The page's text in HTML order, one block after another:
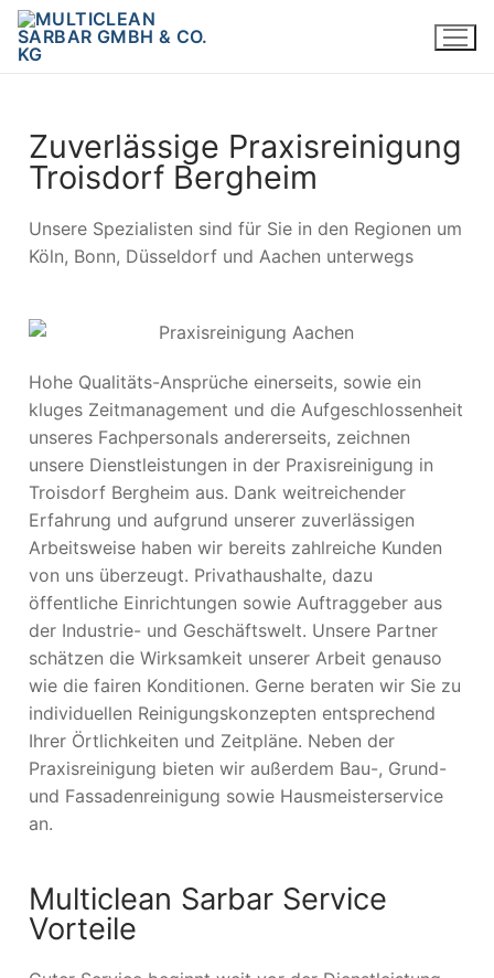
Zuverlässige Praxisreinigung
Troisdorf Bergheim
Unsere Spezialisten sind für Sie in den Regionen um
Köln, Bonn, Düsseldorf und Aachen unterwegs
Hohe Qualitäts-Ansprüche einerseits, sowie ein
kluges Zeitmanagement und die Aufgeschlossenheit
unseres Fachpersonals andererseits, zeichnen
unsere Dienstleistungen in der Praxisreinigung in
Troisdorf Bergheim aus. Dank weitreichender
Erfahrung und aufgrund unserer zuverlässigen
Arbeitsweise haben wir bereits zahlreiche Kunden
von uns überzeugt. Privathaushalte, dazu
öffentliche Einrichtungen sowie Auftraggeber aus
der Industrie- und Geschäftswelt. Unsere Partner
schätzen die Wirksamkeit unserer Arbeit genauso
wie die fairen Konditionen. Gerne beraten wir Sie zu
individuellen Reinigungskonzepten entsprechend
Ihrer Örtlichkeiten und Zeitpläne. Neben der
Praxisreinigung bieten wir außerdem Bau-, Grund-
und Fassadenreinigung sowie Hausmeisterservice
an.
Multiclean Sarbar Service
Vorteile